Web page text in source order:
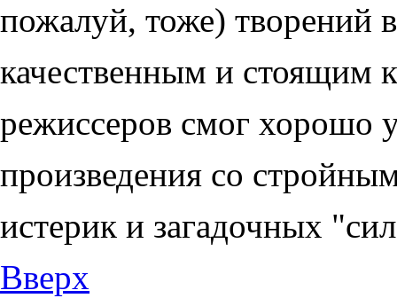
пожалуй, тоже) творений
качественным и стоящим
режиссеров смог хорошо
произведения со
истерик и загадочных
Вверх